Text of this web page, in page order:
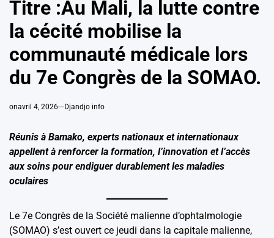
Titre :Au Mali, la lutte contre
la cécité mobilise la
communauté médicale lors
du 7e Congrès de la SOMAO.
onavril 4, 2026 Djandjo info
Réunis à Bamako, experts nationaux et internationaux
appellent à renforcer la formation, l’innovation et l’accès
aux soins pour endiguer durablement les maladies
oculaires
Le 7e Congrès de la Société malienne d’ophtalmologie
(SOMAO) s’est ouvert ce jeudi dans la capitale malienne,